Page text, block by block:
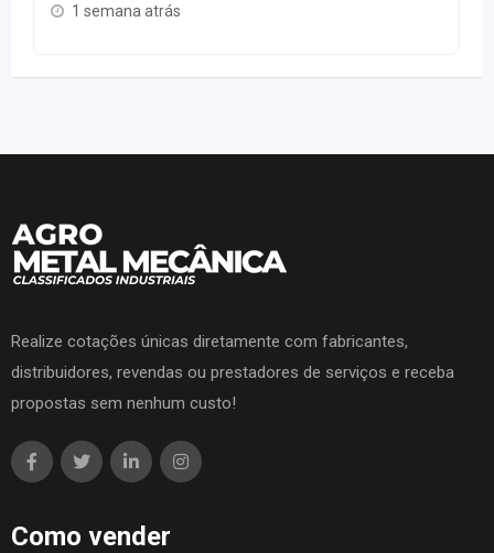
1 semana atrás
Realize cotações únicas diretamente com fabricantes,
distribuidores, revendas ou prestadores de serviços e receba
propostas sem nenhum custo!
Como vender